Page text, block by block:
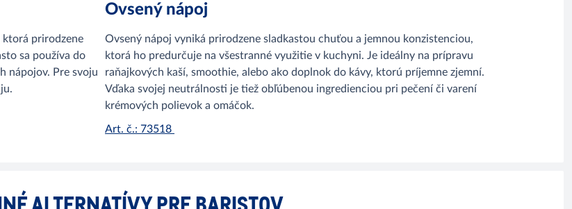
ktorá prirodzene
sa používa do
nápojov. Pre svoju
Ovsený nápoj
Ovsený nápoj vyniká prirodzene sladkastou chuťou a jemnou konzistenciou,
ktorá ho predurčuje na všestranné využitie v kuchyni. Je ideálny na prípravu
raňajkových kaší, smoothie, alebo ako doplnok do kávy, ktorú príjemne zjemní.
Vďaka svojej neutrálnosti je tiež obľúbenou ingredienciou pri pečení či varení
krémových polievok a omáčok.
Art. č.: 73518
ALTERNATÍVY PRE BARISTOV